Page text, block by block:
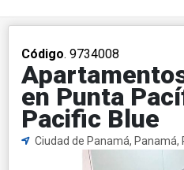
Código. 9734008
en Punta
Pacific Blue
Ciudad de Panamá, Panamá,